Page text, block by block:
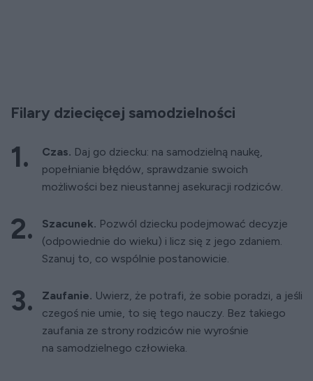
Filary dziecięcej samodzielności
Czas. Daj go dziecku: na samodzielną naukę,
popełnianie błędów, sprawdzanie swoich
możliwości bez nieustannej asekuracji rodziców.
Szacunek. Pozwól dziecku podejmować decyzje
(odpowiednie do wieku) i licz się z jego zdaniem.
Szanuj to, co wspólnie postanowicie.
Zaufanie. Uwierz, że potrafi, że sobie poradzi, a jeśli
czegoś nie umie, to się tego nauczy. Bez takiego
zaufania ze strony rodziców nie wyrośnie
na samodzielnego człowieka.